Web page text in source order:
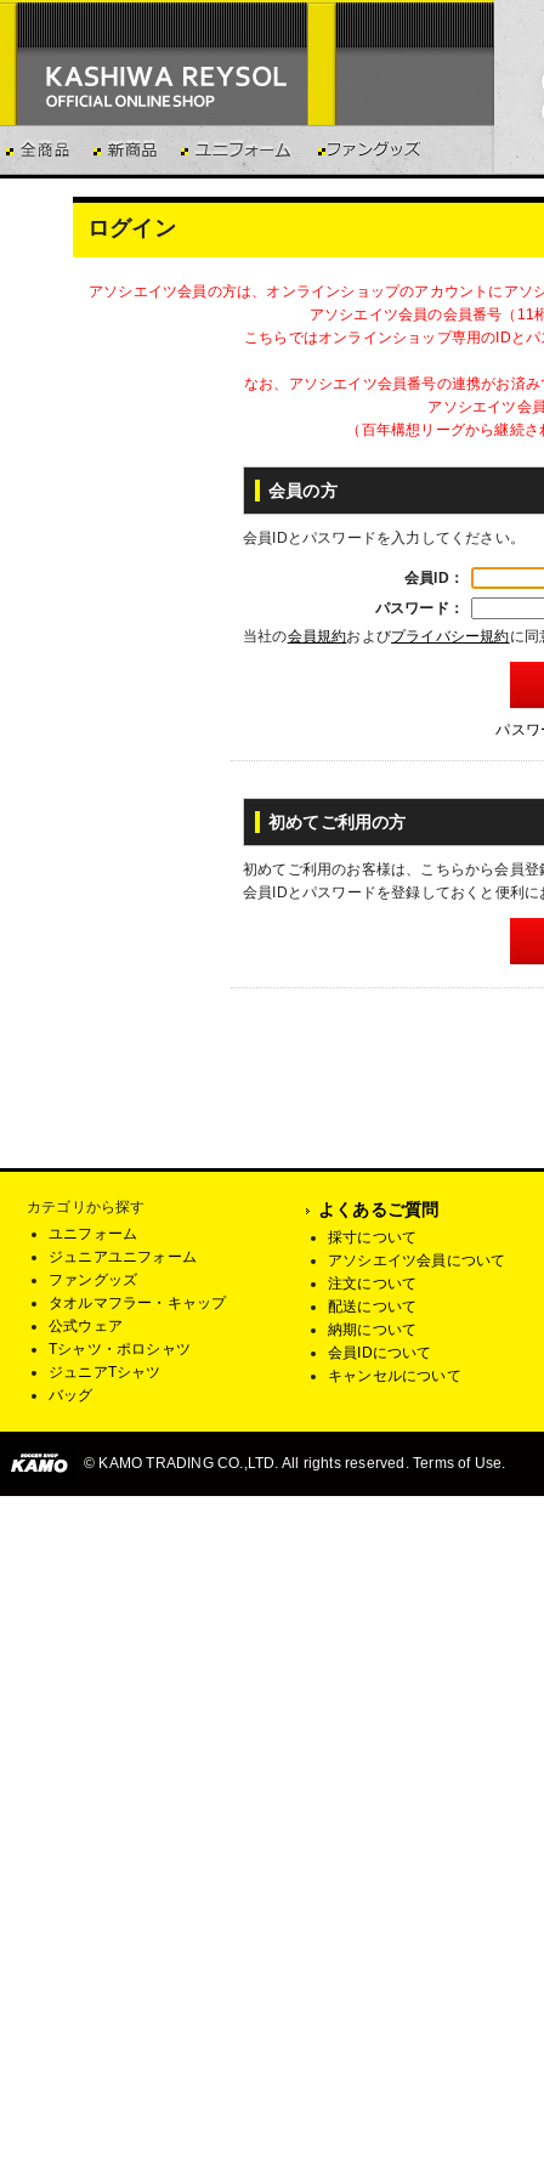
ログイン
アソシエイツ会員の方は、オンラインショップのアカウントにア
アソシエイツ会員の会員番号（11
こちらではオンラインショップ専用のIDと
なお、アソシエイツ会員番号の連携がお済
アソシエイツ会
（百年構想リーグから継続
会員の方
会員IDとパスワードを入力してください。
会員ID：
パスワード：
当社の会員規約およびプライバシー規約に同
パスワ
初めてご利用の方
初めてご利用のお客様は、こちらから会員
会員IDとパスワードを登録しておくと便利
カテゴリから探す
ユニフォーム
ジュニアユニフォーム
ファングッズ
タオルマフラー・キャップ
公式ウェア
Tシャツ・ポロシャツ
ジュニアTシャツ
バッグ
よくあるご質問
採寸について
アソシエイツ会員について
注文について
配送について
納期について
会員IDについて
キャンセルについて
© KAMO TRADING CO.,LTD. All rights reserved. Terms of Use.